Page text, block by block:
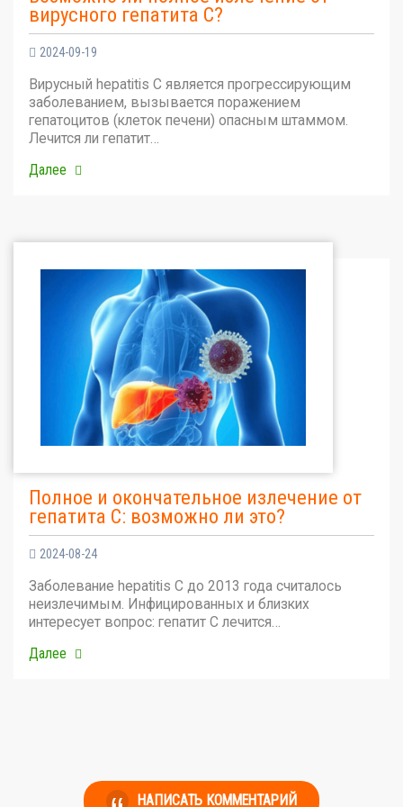
вирусного гепатита С?
2024-09-19
Вирусный hepatitis C является прогрессирующим
заболеванием, вызывается поражением
гепатоцитов (клеток печени) опасным штаммом.
Лечится ли гепатит…
Далее
Полное и окончательное излечение от
гепатита С: возможно ли это?
2024-08-24
Заболевание hepatitis C до 2013 года считалось
неизлечимым. Инфицированных и близких
интересует вопрос: гепатит С лечится…
Далее
НАПИСАТЬ КОММЕНТАРИЙ